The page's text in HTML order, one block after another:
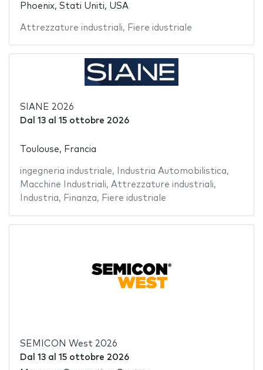
Phoenix, Stati Uniti, USA
Attrezzature industriali, Fiere idustriale
SIANE 2026
Dal 13al 15 ottobre 2026
Toulouse, Francia
ingegneria industriale, Industria Automobilistica,
Macchine Industriali, Attrezzature industriali,
Industria, Finanza, Fiere idustriale
SEMICON West 2026
Dal 13al 15 ottobre 2026